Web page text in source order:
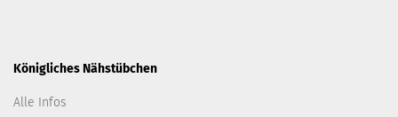
Königliches Nähstübchen
Alle Infos